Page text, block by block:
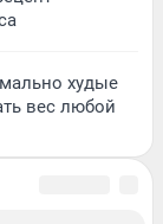
худые
вес любой